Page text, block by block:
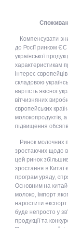
Компенсувати
до Росії ринком
української
характеристикам
інтерес
складовою
вартість якісної
вітчизняних
європейських
молокопродуктів,
підвищення
Ринок молочних
зростаючих щодо
цей ринок
зростання в Китаї
програм уряду,
Основним на
молоко, імпорт
наростити
буде непросто у
продукції та